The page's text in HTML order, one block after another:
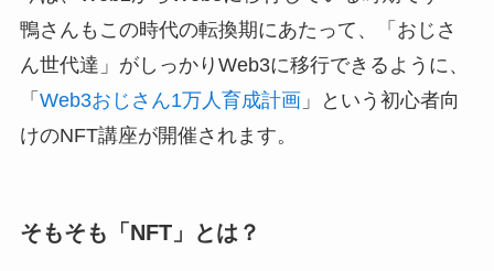
鴨さんもこの時代の転換期にあたって、「おじさ
ん世代達」がしっかりWeb3に移行できるように、
「 Web3おじさん1万人育成計画」という初心者向
けのNFT講座が開催されます。
そもそも「NFT」とは？